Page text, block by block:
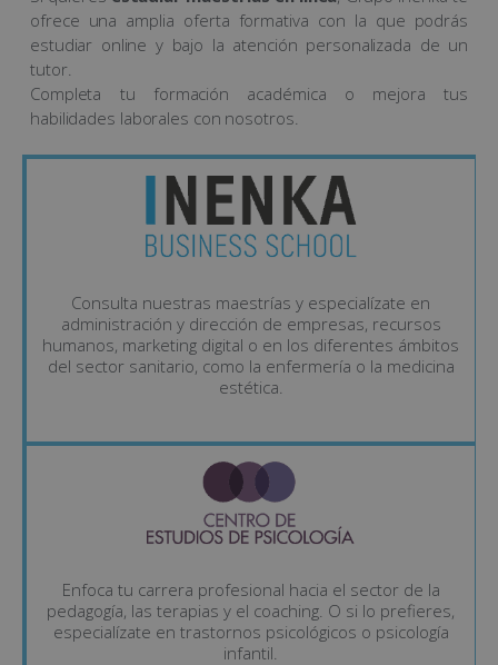
ofrece una amplia oferta formativa con la que podrás
estudiar online y bajo la atención personalizada de un
tutor.
Completa tu formación académica o mejora tus
habilidades laborales con nosotros.
Consulta nuestras maestrías y especialízate en
administración y dirección de empresas, recursos
humanos, marketing digital o en los diferentes ámbitos
del sector sanitario, como la enfermería o la medicina
estética.
Enfoca tu carrera profesional hacia el sector de la
pedagogía, las terapias y el coaching. O si lo prefieres,
especialízate en trastornos psicológicos o psicología
infantil.